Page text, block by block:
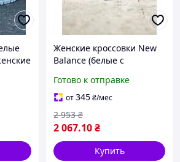
Женские кроссовки New
Balance (белые с
универсальные
повседневные
демисезонные
текстильные кожаные с
мягкой амортизацией
Готово к отправке
от345₴/мес
2 067.10₴
2 953 ₴
Купить